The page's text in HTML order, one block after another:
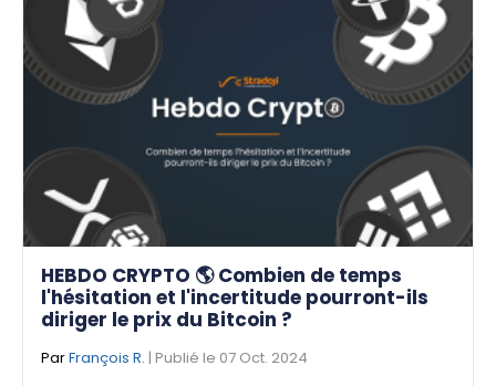
HEBDO CRYPTO 🌎 Combien de temps
l'hésitation et l'incertitude pourront-ils
diriger le prix du Bitcoin ?
ParFrançois R. | Publié le 07 Oct. 2024